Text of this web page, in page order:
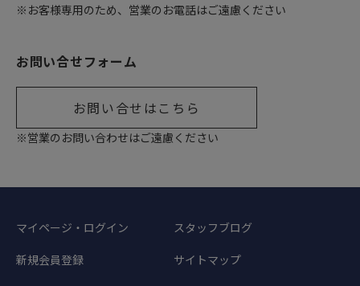
※お客様専用のため、営業のお電話はご遠慮ください
お問い合せフォーム
お問い合せはこちら
※営業のお問い合わせはご遠慮ください
マイページ・ログイン
新規会員登録
スタッフブログ
サイトマップ